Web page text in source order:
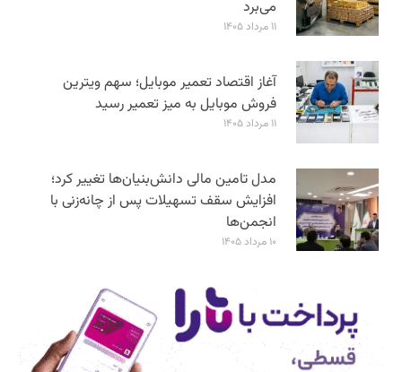
می‌برد
۱۱ مرداد ۱۴۰۵
آغاز اقتصاد تعمیر موبایل؛ سهم ویترین
فروش موبایل به میز تعمیر رسید
۱۱ مرداد ۱۴۰۵
مدل تامین مالی دانش‌بنیان‌ها تغییر کرد؛
افزایش سقف تسهیلات پس از چانه‌زنی با
انجمن‌ها
۱۰ مرداد ۱۴۰۵